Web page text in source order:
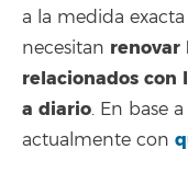
a la medida
necesitan renovar
relacionados con
a diario. En base
actualmente con